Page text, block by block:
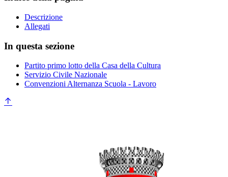
Descrizione
Allegati
In questa sezione
Partito primo lotto della Casa della Cultura
Servizio Civile Nazionale
Convenzioni Alternanza Scuola - Lavoro